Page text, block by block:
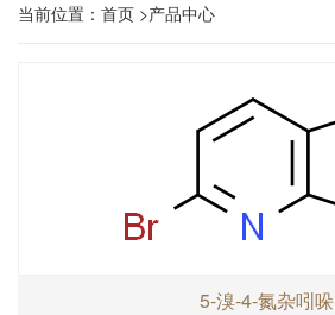
当前位置： 首页 >产品中心
5-溴-4-氮杂吲哚